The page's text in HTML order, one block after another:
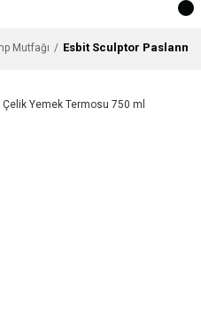
Mutfağı Esbit Sculptor